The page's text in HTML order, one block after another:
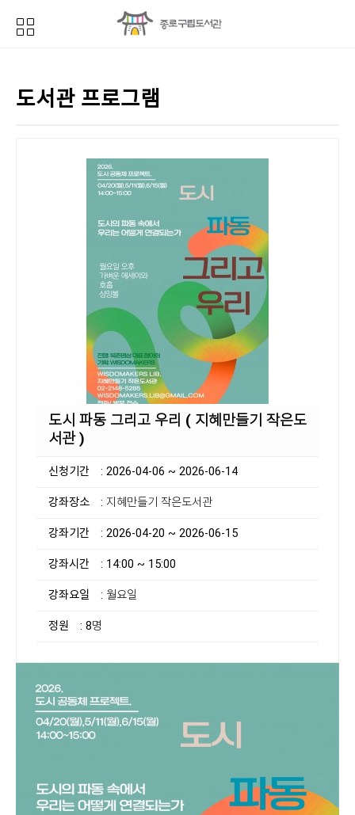
도서관 프로그램
도시 파동 그리고 우리 ( 지혜만들기 작은도
서관 )
신청기간 : 2026-04-06 ~ 2026-06-14
강좌장소 : 지혜만들기 작은도서관
강좌기간 : 2026-04-20 ~ 2026-06-15
강좌시간 : 14:00 ~ 15:00
강좌요일 : 월요일
정원 : 8명